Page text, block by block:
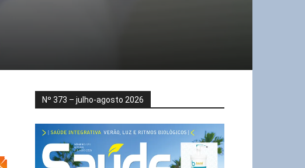
Nº 373 – julho-agosto 2026